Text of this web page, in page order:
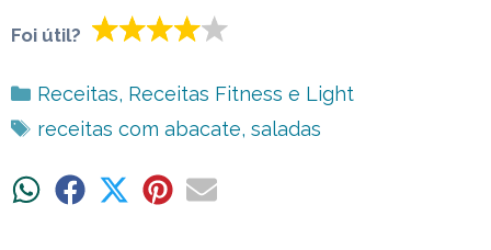
Foi útil?
Categorias
Receitas, Receitas Fitness e Light
Tags
receitas com abacate, saladas
ShareShare ShareShareShare